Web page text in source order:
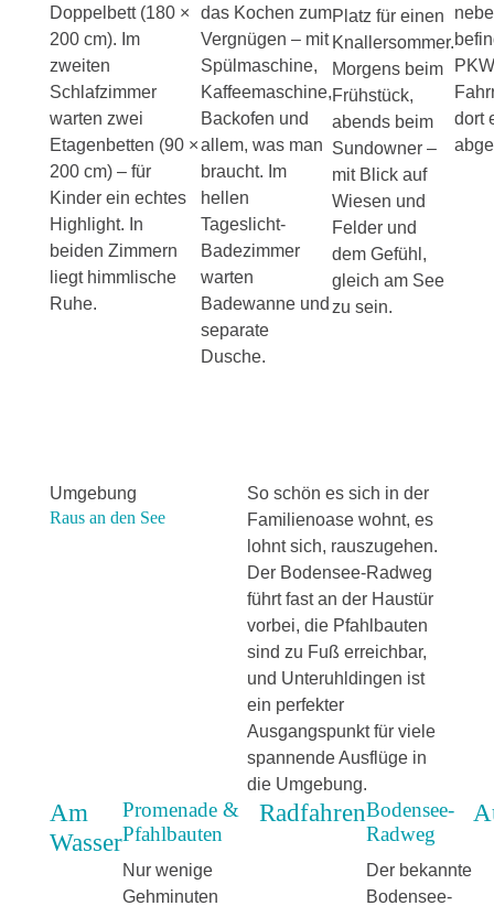
Doppelbett (180 ×
200 cm). Im
zweiten
Schlafzimmer
warten zwei
Etagenbetten (90 ×
200 cm) – für
Kinder ein echtes
Highlight. In
beiden Zimmern
liegt himmlische
Ruhe.
das Kochen zum
Vergnügen – mit
Spülmaschine,
Kaffeemaschine,
Backofen und
allem, was man
braucht. Im
hellen
Tageslicht-
Badezimmer
warten
Badewanne und
separate
Dusche.
Platz für einen
Knallersommer.
Morgens beim
Frühstück,
abends beim
Sundowner –
mit Blick auf
Wiesen und
Felder und
dem Gefühl,
gleich am See
zu sein.
dort
Umgebung
Raus an den See
So schön es sich in der
Familienoase wohnt, es
lohnt sich, rauszugehen.
Der Bodensee-Radweg
führt fast an der Haustür
vorbei, die Pfahlbauten
sind zu Fuß erreichbar,
und Unteruhldingen ist
ein perfekter
Ausgangspunkt für viele
spannende Ausflüge in
die Umgebung.
Am
Wasser
Promenade &
Pfahlbauten
Nur wenige
Gehminuten
RadfahrenBodensee-
Radweg
Der bekannte
Bodensee-